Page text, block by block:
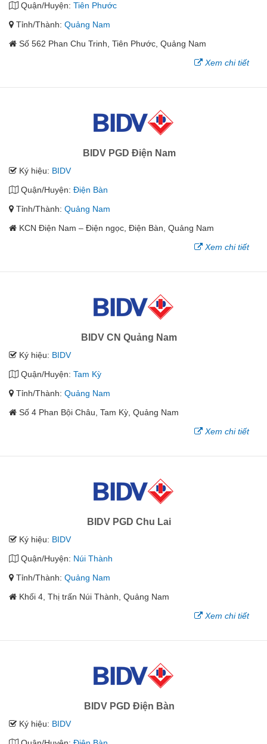
Quận/Huyện: Tiên Phước
Tỉnh/Thành: Quảng Nam
Số 562 Phan Chu Trinh, Tiên Phước, Quảng Nam
Xem chi tiết
BIDV PGD Điện Nam
Ký hiệu: BIDV
Quận/Huyện: Điện Bàn
Tỉnh/Thành: Quảng Nam
KCN Điện Nam – Điện ngọc, Điện Bàn, Quảng Nam
Xem chi tiết
BIDV CN Quảng Nam
Ký hiệu: BIDV
Quận/Huyện: Tam Kỳ
Tỉnh/Thành: Quảng Nam
Số 4 Phan Bội Châu, Tam Kỳ, Quảng Nam
Xem chi tiết
BIDV PGD Chu Lai
Ký hiệu: BIDV
Quận/Huyện: Núi Thành
Tỉnh/Thành: Quảng Nam
Khối 4, Thị trấn Núi Thành, Quảng Nam
Xem chi tiết
BIDV PGD Điện Bàn
Ký hiệu: BIDV